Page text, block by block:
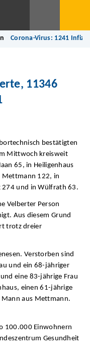
Corona-Virus: 1241
11346
bestätigten
Mittwoch kreisweit
65, in Heiligenhaus
Mettmann 122, in
274 und in Wülfrath 63.
Velberter Person
Aus diesem Grund
trotz dreier
Verstorben sind
und ein 68-jähriger
eine 83-jährige Frau
einen 61-jährige
aus Mettmann.
100.000 Einwohnern
Gesundheit